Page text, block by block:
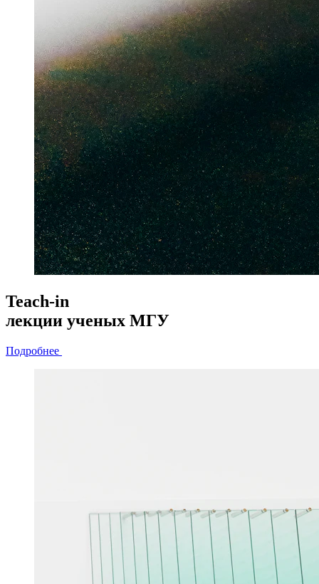
Teach-in
лекции ученых МГУ
Подробнее